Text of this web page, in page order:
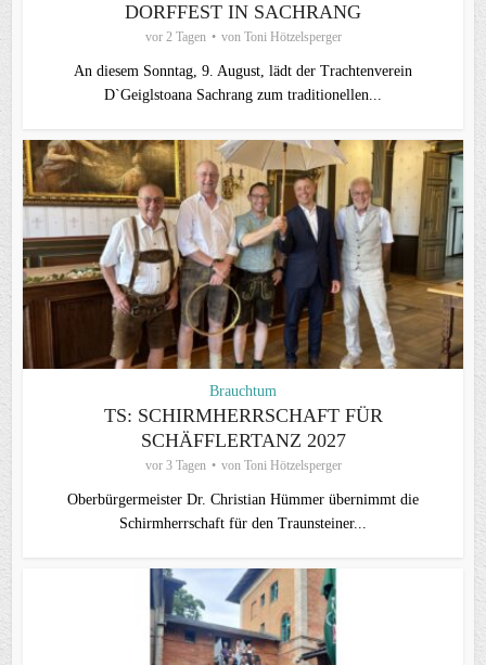
DORFFEST IN SACHRANG
vor 2 Tagen von Toni Hötzelsperger
An diesem Sonntag, 9. August, lädt der Trachtenverein
D`Geiglstoana Sachrang zum traditionellen...
Brauchtum
TS: SCHIRMHERRSCHAFT FÜR
SCHÄFFLERTANZ 2027
vor 3 Tagen von Toni Hötzelsperger
Oberbürgermeister Dr. Christian Hümmer übernimmt die
Schirmherrschaft für den Traunsteiner...